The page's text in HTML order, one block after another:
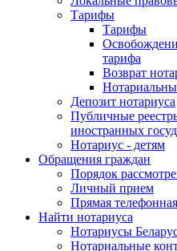
Тарифы
Тарифы
тарифа
Возврат
Депозит нотариуса
Публичные
иностранных
Нотариус - детям
Обращения граждан
Порядок
Личный прием
Прямая
Найти нотариуса
Нотариусы
Нотариальные